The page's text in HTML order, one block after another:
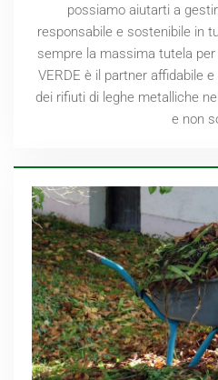
possiamo aiutarti a
responsabile e sostenibile in
sempre la massima tutela
VERDE è il partner affidabile
dei rifiuti di leghe metalliche
e non